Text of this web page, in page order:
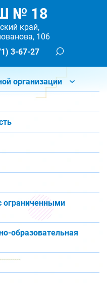
№ 18
край,
106
3-67-27
организации
ограниченными
образовательная